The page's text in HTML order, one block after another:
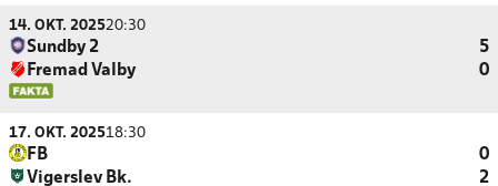
14. OKT. 202520:30
Sundby 2
5
Fremad Valby
0
17. OKT. 202518:30
FB
0
Vigerslev Bk.
2